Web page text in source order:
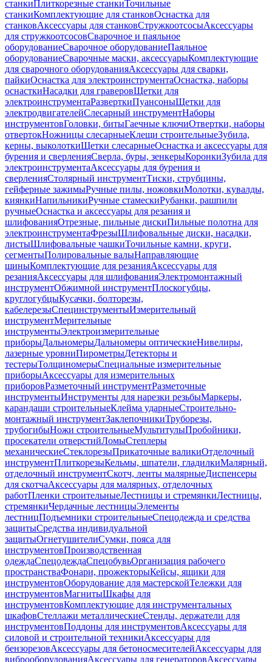
станкиПлиткорезные станкиТочильные
станкиКомплектующие для станковОснастка для
станковАксессуары для станковСтружкоотсосыАксессуары
для стружкоотсосовСварочное и паяльное
оборудованиеСварочное оборудованиеПаяльное
оборудованиеСварочные маски, аксессуарыКомплектующие
для сварочного оборудованияАксессуары для сварки,
пайкиОснастка для электроинструментаОснастка, наборы
оснасткиНасадки для граверовЩетки для
электроинструментаРазверткиПуансоныЩетки для
электродвигателейСлесарный инструментНаборы
инструментовГоловки, битыГаечные ключиОтвертки, наборы
отвертокНожницы слесарныеКлещи строительныеЗубила,
керны, выколоткиЩетки слесарныеОснастка и аксессуары для
бурения и сверленияСверла, буры, зенкерыКоронкиЗубила для
электроинструментаАксессуары для бурения и
сверленияСтолярный инструментТиски, струбцины,
гейферные зажимыРучные пилы, ножовкиМолотки, кувалды,
киянкиНапильникиРучные стамескиРубанки, рашпили
ручныеОснастка и аксессуары для резания и
шлифованияОтрезные, пильные дискиПильные полотна для
электроинструментаФрезыШлифовальные диски, насадки,
листыШлифовальные чашкиТочильные камни, круги,
сегментыПолировальные валыНаправляющие
шиныКомплектующие для резанияАксессуары для
резанияАксессуары для шлифованияЭлектромонтажный
инструментОбжимной инструментПлоскогубцы,
круглогубцыКусачки, болторезы,
кабелерезыСпецинструментыИзмерительный
инструментМерительные
инструментыЭлектроизмерительные
приборыДальномерыДальномеры оптическиеНивелиры,
лазерные уровниПирометрыДетекторы и
тестерыТолщиномерыСпециальные измерительные
приборыАксессуары для измерительных
приборовРазметочный инструментРазметочные
инструментыИнструменты для нарезки резьбыМаркеры,
карандаши строительныеКлейма ударныеСтроительно-
монтажный инструментЗаклепочникиТруборезы,
трубогибыНожи строительныеМультитулыПробойники,
просекатели отверстийЛомыСтеплеры
механическиеСтеклорезыПрикаточные валикиОтделочный
инструментПлиткорезыКельмы, шпатели, гладилкиМалярный,
отделочный инструментСкотч, ленты малярныеДиспенсеры
для скотчаАксессуары для малярных, отделочных
работПленки строительныеЛестницы и стремянкиЛестницы,
стремянкиЧердачные лестницыЭлементы
лестницПодъемники строительныеСпецодежда и средства
защитыСредства индивидуальной
защитыОгнетушителиСумки, пояса для
инструментовПроизводственная
одеждаСпецодеждаСпецобувьОрганизация рабочего
пространстваФонари, прожекторыКейсы, ящики для
инструментовОборудование для мастерскойТележки для
инструментовМагнитыШкафы для
инструментовКомплектующие для инструментальных
шкафовСтеллажи металлическиеСтенды, держатели для
инструментовПоддоны для инструментовАксессуары для
силовой и строительной техникиАксессуары для
бензорезовАксессуары для бетоносмесителейАксессуары для
виброоборудованияАксессуары для генераторовАксессуары